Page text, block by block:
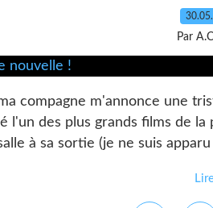
Par
compagne m'annonce une
l'un des plus grands films de la
à sa sortie (je ne suis